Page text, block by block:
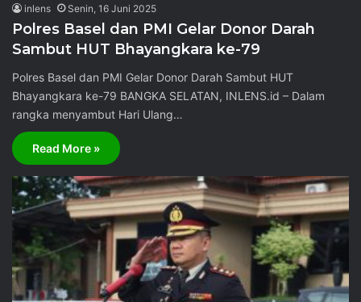
inlens Senin, 16 Juni 2025
Polres Basel dan PMI Gelar Donor Darah
Sambut HUT Bhayangkara ke-79
Polres Basel dan PMI Gelar Donor Darah Sambut HUT
Bhayangkara ke-79 BANGKA SELATAN, INLENS.id – Dalam
rangka menyambut Hari Ulang…
Read More »